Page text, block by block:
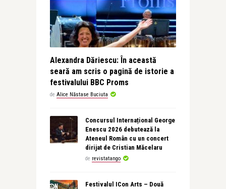
Alexandra Dăriescu: În această
seară am scris o pagină de istorie a
festivalului BBC Proms
de Alice Năstase Buciuta
Concursul Internațional George
Enescu 2026 debutează la
Ateneul Român cu un concert
dirijat de Cristian Măcelaru
de revistatango
Festivalul ICon Arts – Două